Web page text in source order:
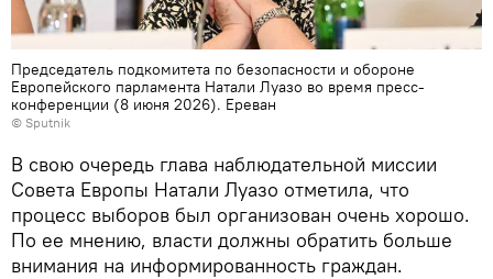
Председатель подкомитета по безопасности и обороне
Европейского парламента Натали Луазо во время пресс-
конференции (8 июня 2026). Еревaн
© Sputnik
В свою очередь глава наблюдательной миссии
Совета Европы Натали Луазо отметила, что
процесс выборов был организован очень хорошо.
По ее мнению, власти должны обратить больше
внимания на информированность граждан.